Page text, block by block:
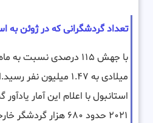
تعداد گردشگرانی که در ژوئن به
با جهش ۱۱۵ درصدی نسبت
میلادی به ۱.۴۷
استانبول با اعلام این آمار
۲۰۲۱ حدود ۶۸۰ هزار